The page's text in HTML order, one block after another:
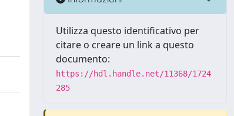
Utilizza questo identificativo per
citare o creare un link a questo
documento:
https://hdl.handle.net/11368/1724
285